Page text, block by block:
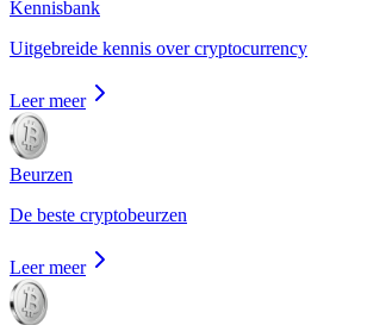
Kennisbank
Uitgebreide kennis over cryptocurrency
Leer meer
Beurzen
De beste cryptobeurzen
Leer meer